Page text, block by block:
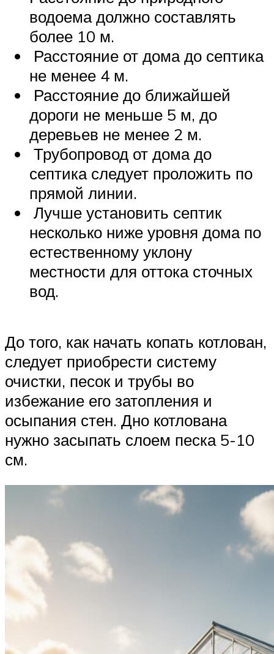
водоема должно составлять
более 10 м.
Расстояние от дома до септика
не менее 4 м.
Расстояние до ближайшей
дороги не меньше 5 м, до
деревьев не менее 2 м.
Трубопровод от дома до
септика следует проложить по
прямой линии.
Лучше установить септик
несколько ниже уровня дома по
естественному уклону
местности для оттока сточных
вод.
До того, как начать копать котлован,
следует приобрести систему
очистки, песок и трубы во
избежание его затопления и
осыпания стен. Дно котлована
нужно засыпать слоем песка 5-10
см.